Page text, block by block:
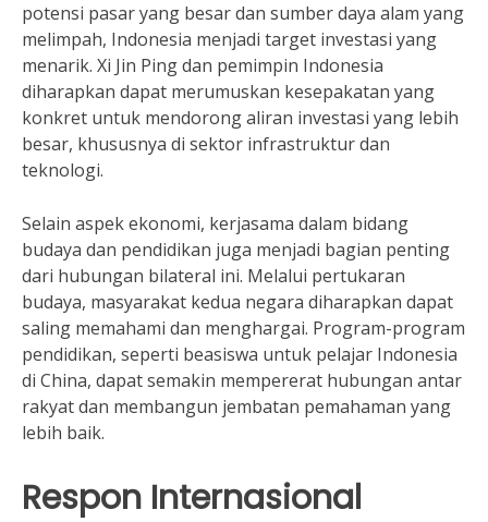
potensi pasar yang besar dan sumber daya alam yang
melimpah, Indonesia menjadi target investasi yang
menarik. Xi Jin Ping dan pemimpin Indonesia
diharapkan dapat merumuskan kesepakatan yang
konkret untuk mendorong aliran investasi yang lebih
besar, khususnya di sektor infrastruktur dan
teknologi.
Selain aspek ekonomi, kerjasama dalam bidang
budaya dan pendidikan juga menjadi bagian penting
dari hubungan bilateral ini. Melalui pertukaran
budaya, masyarakat kedua negara diharapkan dapat
saling memahami dan menghargai. Program-program
pendidikan, seperti beasiswa untuk pelajar Indonesia
di China, dapat semakin mempererat hubungan antar
rakyat dan membangun jembatan pemahaman yang
lebih baik.
Respon Internasional